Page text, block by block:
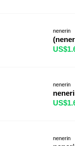
nenerin
nenerin
nenerin